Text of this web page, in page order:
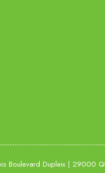
Boulevard Dupleix | 29000